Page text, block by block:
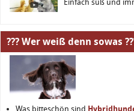
Einfach süß und
??? Wer weiß denn sowas
Was bitteschön sind